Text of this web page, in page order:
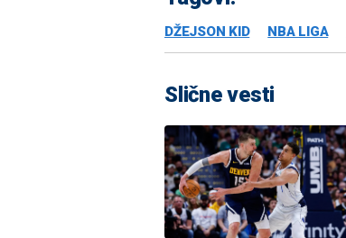
DŽEJSON KID NBA LIGA
Slične vesti